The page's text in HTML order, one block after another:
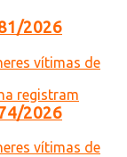
2026
2026